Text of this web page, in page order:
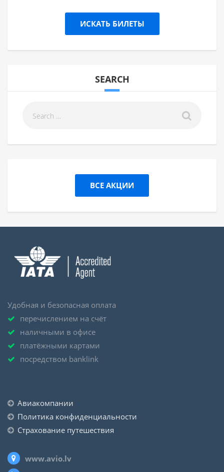
ИСКАТЬ БИЛЕТЫ
SEARCH
ВСЕ АКЦИИ
Удобная и безопасная оплата
перечислением на счёт
наличными в офисе
платёжными картами
посредством banklink
Авиакомпании
Политика конфиденциальности
Страхование путешествия
www.avio.lv